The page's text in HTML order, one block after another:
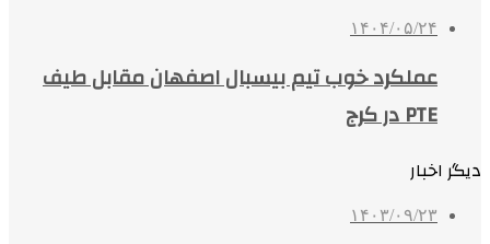
۱۴۰۴/۰۵/۲۴
عملکرد خوب تیم بیسبال اصفهان مقابل طیف
PTE در کرج
دیگر اخبار
۱۴۰۳/۰۹/۲۳